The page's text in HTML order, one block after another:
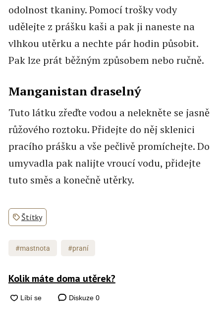
odolnost tkaniny. Pomocí trošky vody
udělejte z prášku kaši a pak ji naneste na
vlhkou utěrku a nechte pár hodin působit.
Pak lze prát běžným způsobem nebo ručně.
Manganistan draselný
Tuto látku zřeďte vodou a nelekněte se jasně
růžového roztoku. Přidejte do něj sklenici
pracího prášku a vše pečlivě promíchejte. Do
umyvadla pak nalijte vroucí vodu, přidejte
tuto směs a konečně utěrky.
Štítky
#mastnota #praní
Kolik máte doma utěrek?
Diskuze 0